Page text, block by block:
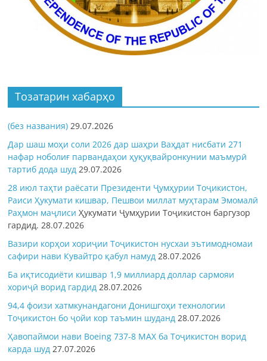
Тозатарин хабарҳо
(без названия) 29.07.2026
Дар шаш моҳи соли 2026 дар шаҳри Ваҳдат нисбати 271
нафар ноболиғ парвандаҳои ҳуқуқвайронкунии маъмурӣ
тартиб дода шуд 29.07.2026
28 июл таҳти раёсати Президенти Ҷумҳурии Тоҷикистон,
Раиси Ҳукумати кишвар, Пешвои миллат муҳтарам Эмомалӣ
Раҳмон маҷлисиҲукумати Ҷумҳурии Тоҷикистон баргузор
гардид.28.07.2026
Вазири корҳои хориҷии Тоҷикистон нусхаи эътимодномаи
сафири нави Кувайтро қабул намуд 28.07.2026
Ба иқтисодиёти кишвар 1,9 миллиард доллар сармояи
хориҷӣ ворид гардид 28.07.2026
94,4 фоизи хатмкунандагони Донишгоҳи технологии
Тоҷикистон бо ҷойи кор таъмин шуданд 28.07.2026
Ҳавопаймои нави Boeing 737-8 MAX ба Тоҷикистон ворид
карда шуд 27.07.2026